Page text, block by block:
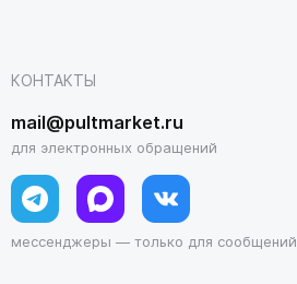
КОНТАКТЫ
mail@pultmarket.ru
для электронных обращений
мессенджеры — только для сообщений